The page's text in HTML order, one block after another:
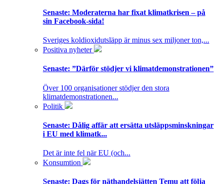
Senaste: Moderaterna har fixat klimatkrisen – på
sin Facebook-sida!
Sveriges koldioxidutsläpp är minus sex miljoner ton,...
Positiva nyheter
Senaste: ”Därför stödjer vi klimatdemonstrationen”
Över 100 organisationer stödjer den stora
klimatdemonstrationen...
Politik
Senaste: Dålig affär att ersätta utsläppsminskningar
i EU med klimatk...
Det är inte fel när EU (och...
Konsumtion
Senaste: Dags för näthandelsjätten Temu att följa